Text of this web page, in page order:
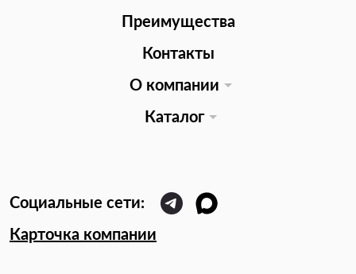
Преимущества
Контакты
О компании
Каталог
Карточка компании